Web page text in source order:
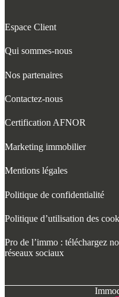
Espace Client
Qui sommes-nous
Nos partenaires
Contactez-nous
Certification AFNOR
Marketing immobilier
Mentions légales
Politique de confidentialité
Politique d’utilisation des
Pro de l’immo : téléchargez
réseaux sociaux